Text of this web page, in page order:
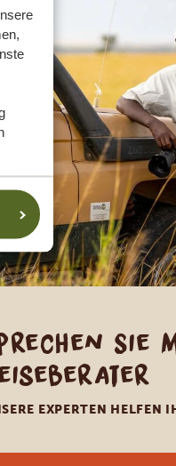
Sie
EXPERTEN HELFEN